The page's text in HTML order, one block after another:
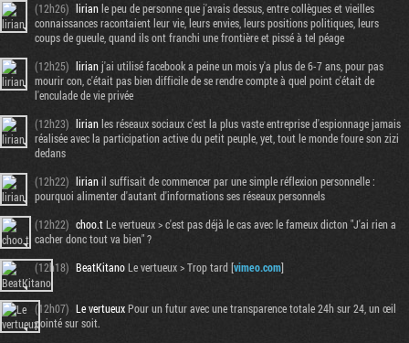
(12h26) lirianle peu de personne que j'avais dessus, entre collègues et vieilles
connaissances racontaient leur vie, leurs envies, leurs positions politiques, leurs
coups de gueule, quand ils ont franchi une frontière et pissé à tel péage
(12h25) lirianj'ai utilisé facebook a peine un mois y'a plus de 6-7 ans, pour pas
mourir con, c'était pas bien difficile de se rendre compte à quel point c'était de
l'enculade de vie privée
(12h23) lirianles réseaux sociaux c'est la plus vaste entreprise d'espionnage jamais
réalisée avec la participation active du petit peuple, yet, tout le monde foure son zizi
dedans
(12h22) lirianil suffisait de commencer par une simple réflexion personnelle :
pourquoi alimenter d'autant d'informations ses réseaux personnels
(12h22) choo.tLe vertueux > c'est pas déjà le cas avec le fameux dicton "J'ai rien a
cacher donc tout va bien" ?
(12h18) BeatKitanoLe vertueux > Trop tard [vimeo.com]
(12h07) Le vertueuxPour un futur avec une transparence totale 24h sur 24, un œil
pointé sur soit.